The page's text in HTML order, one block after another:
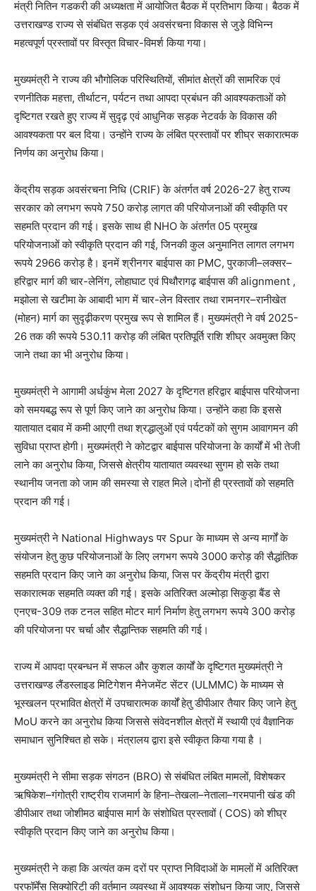
मंत्री नितिन गडकरी की अध्यक्षता में आयोजित बैठक में प्रतिभाग किया। बैठक में
उत्तराखण्ड राज्य से संबंधित सड़क एवं अवसंरचना विकास से जुड़े विभिन्न
महत्वपूर्ण प्रस्तावों पर विस्तृत विचार-विमर्श किया गया।
मुख्यमंत्री ने राज्य की भौगोलिक परिस्थितियों, सीमांत क्षेत्रों की सामरिक एवं
रणनीतिक महत्ता, तीर्थाटन, पर्यटन तथा आपदा प्रबंधन की आवश्यकताओं को
दृष्टिगत रखते हुए राज्य में सुदृढ़ एवं आधुनिक सड़क नेटवर्क के विकास की
आवश्यकता पर बल दिया। उन्होंने राज्य के लंबित प्रस्तावों पर शीघ्र सकारात्मक
निर्णय का अनुरोध किया।
केंद्रीय सड़क अवसंरचना निधि (CRIF) के अंतर्गत वर्ष 2026-27 हेतु राज्य
सरकार को लगभग रूपये 750 करोड़ लागत की परियोजनाओं की स्वीकृति पर
सहमति प्रदान की गई। इसके साथ ही NHO के अंतर्गत 05 प्रमुख
परियोजनाओं को स्वीकृति प्रदान की गई, जिनकी कुल अनुमानित लागत लगभग
रूपये 2966 करोड़ है। इनमें श्रीनगर बाईपास का PMC, पुरकाजी–लक्सर–
हरिद्वार मार्ग की चार-लेनिंग, लोहाघाट एवं पिथौरागढ़ बाईपास की alignment ,
मझोला से खटीमा के आबादी भाग में चार-लेन विस्तार तथा रामनगर–रानीखेत
(मोहन) मार्ग का सुदृढ़ीकरण प्रमुख रूप से शामिल हैं। मुख्यमंत्री ने वर्ष 2025-
26 तक की रूपये 530.11 करोड़ की लंबित प्रतिपूर्ति राशि शीघ्र अवमुक्त किए
जाने तथा का भी अनुरोध किया।
मुख्यमंत्री ने आगामी अर्धकुंभ मेला 2027 के दृष्टिगत हरिद्वार बाईपास परियोजना
को समयबद्ध रूप से पूर्ण किए जाने का अनुरोध किया। उन्होंने कहा कि इससे
यातायात दबाव में कमी आएगी तथा श्रद्धालुओं एवं पर्यटकों को सुगम आवागमन की
सुविधा प्राप्त होगी। मुख्यमंत्री ने कोटद्वार बाईपास परियोजना के कार्यों में भी तेजी
लाने का अनुरोध किया, जिससे क्षेत्रीय यातायात व्यवस्था सुगम हो सके तथा
स्थानीय जनता को जाम की समस्या से राहत मिले।दोनों ही प्रस्तावों को सहमति
प्रदान की गई।
मुख्यमंत्री ने National Highways पर Spur के माध्यम से अन्य मार्गों के
संयोजन हेतु कुछ परियोजनाओं के लिए लगभग रूपये 3000 करोड़ की सैद्धांतिक
सहमति प्रदान किए जाने का अनुरोध किया, जिस पर केंद्रीय मंत्री द्वारा
सकारात्मक सहमति व्यक्त की गई। इसके अतिरिक्त अल्मोड़ा सिकुड़ा बैंड से
एनएच-309 तक टनल सहित मोटर मार्ग निर्माण हेतु लगभग रूपये 300 करोड़
की परियोजना पर चर्चा और सैद्धान्तिक सहमति की गई।
राज्य में आपदा प्रबन्धन में सफल और कुशल कार्यों के दृष्टिगत मुख्यमंत्री ने
उत्तराखण्ड लैंडस्लाइड मिटिगेशन मैनेजमेंट सेंटर (ULMMC) के माध्यम से
भूस्खलन प्रभावित क्षेत्रों में उपचारात्मक कार्यों हेतु डीपीआर तैयार किए जाने हेतु
MoU करने का अनुरोध किया जिससे संवेदनशील क्षेत्रों में स्थायी एवं वैज्ञानिक
समाधान सुनिश्चित हो सके। मंत्रालय द्वारा इसे स्वीकृत किया गया है ।
मुख्यमंत्री ने सीमा सड़क संगठन (BRO) से संबंधित लंबित मामलों, विशेषकर
ऋषिकेश–गंगोत्री राष्ट्रीय राजमार्ग के हिना–तेखला–नेताला–गरमपानी खंड की
डीपीआर तथा जोशीमठ बाईपास मार्ग के संशोधित प्रस्तावों ( COS) को शीघ्र
स्वीकृति प्रदान किए जाने का अनुरोध किया।
मुख्यमंत्री ने कहा कि अत्यंत कम दरों पर प्राप्त निविदाओं के मामलों में अतिरिक्त
परफॉर्मेंस सिक्योरिटी की वर्तमान व्यवस्था में आवश्यक संशोधन किया जाए, जिससे